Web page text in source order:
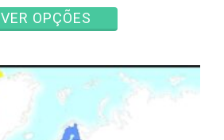
VER OPÇÕES
produto
várias
variantes.
As